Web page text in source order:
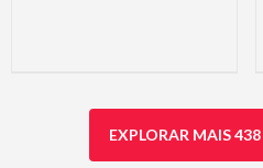
EXPLORAR MAIS